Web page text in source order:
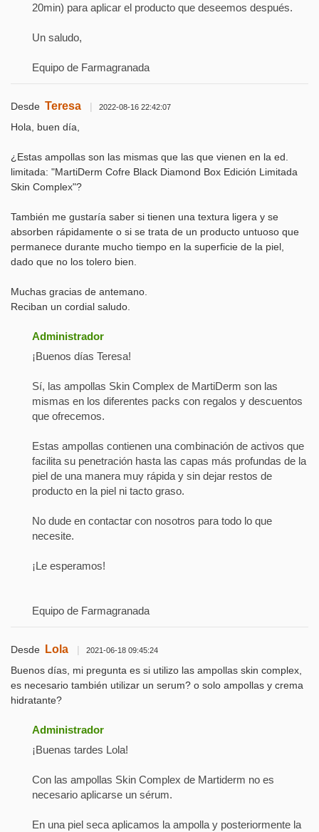
20min) para aplicar el producto que deseemos después.
Un saludo,
Equipo de Farmagranada
Desde Teresa | 2022-08-16 22:42:07
Hola, buen día,
¿Estas ampollas son las mismas que las que vienen en la ed.
limitada: "MartiDerm Cofre Black Diamond Box Edición Limitada
Skin Complex"?
También me gustaría saber si tienen una textura ligera y se
absorben rápidamente o si se trata de un producto untuoso que
permanece durante mucho tiempo en la superficie de la piel,
dado que no los tolero bien.
Muchas gracias de antemano.
Reciban un cordial saludo.
Administrador
¡Buenos días Teresa!
Sí, las ampollas Skin Complex de MartiDerm son las
mismas en los diferentes packs con regalos y descuentos
que ofrecemos.
Estas ampollas contienen una combinación de activos que
facilita su penetración hasta las capas más profundas de la
piel de una manera muy rápida y sin dejar restos de
producto en la piel ni tacto graso.
No dude en contactar con nosotros para todo lo que
necesite.
¡Le esperamos!
Equipo de Farmagranada
Desde Lola | 2021-06-18 09:45:24
Buenos días, mi pregunta es si utilizo las ampollas skin complex,
es necesario también utilizar un serum? o solo ampollas y crema
hidratante?
Administrador
¡Buenas tardes Lola!
Con las ampollas Skin Complex de Martiderm no es
necesario aplicarse un sérum.
En una piel seca aplicamos la ampolla y posteriormente la